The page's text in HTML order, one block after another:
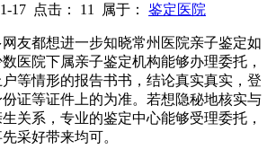
17 点击： 11 属于： 鉴定医院
网友都想进一步知晓常州医院亲子鉴定如
医院下属亲子鉴定机构能够办理委托，
等情形的报告书书，结论真实真实，登
证等证件上的为准。若想隐秘地核实与
关系，专业的鉴定中心能够受理委托，
采好带来均可。